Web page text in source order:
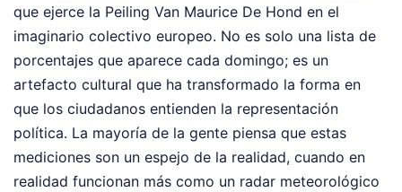
que ejerce la Peiling Van Maurice De Hond en el
imaginario colectivo europeo. No es solo una lista de
porcentajes que aparece cada domingo; es un
artefacto cultural que ha transformado la forma en
que los ciudadanos entienden la representación
política. La mayoría de la gente piensa que estas
mediciones son un espejo de la realidad, cuando en
realidad funcionan más como un radar meteorológico